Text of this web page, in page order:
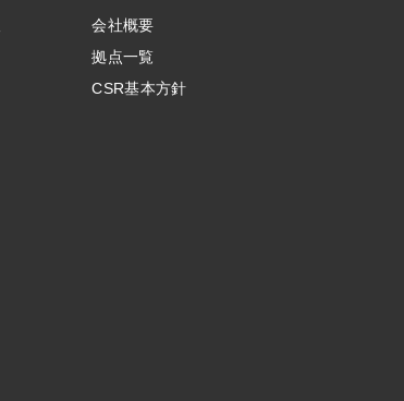
会社概要
拠点一覧
CSR基本方針